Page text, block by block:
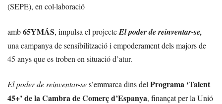
(SEPE), en col·laboració
amb65YMÁS, impulsa el projecteEl poder de reinventar-se,
una campanya de sensibilització i empoderament dels majors de
45 anys que es troben en situació d’atur.
El poder de reinventar-ses’emmarca dins del Programa ‘Talent
45+’ de la Cambra de Comerç d’Espanya, finançat per la Unió